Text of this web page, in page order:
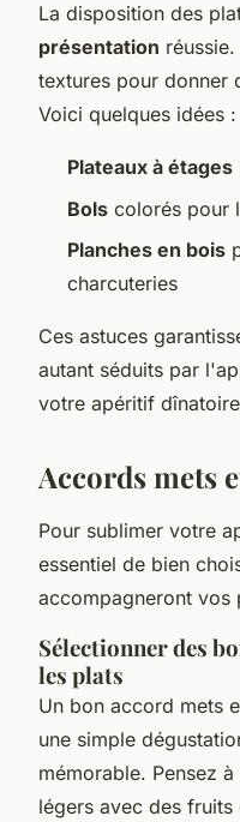
La disposition des
présentation
textures pour donner
Voici quelques idées :
Plateaux à étages
Bols colorés pour
Planches en bois
charcuteries
Ces astuces
autant séduits par
votre apéritif
Accords mets
Pour sublimer votre
essentiel de bien
accompagneront vos
Sélectionner des
les plats
Un bon accord mets
une simple
mémorable. Pensez
légers avec des